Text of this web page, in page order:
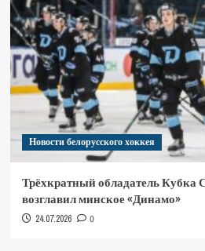
Новости белорусского хоккея
Трёхкратный обладатель Кубка
возглавил минское «Динамо»
24.07.2026 0